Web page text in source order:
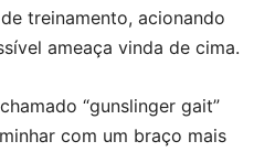
treinamento, acionando
ameaça vinda de cima.
“gunslinger gait”
com um braço mais